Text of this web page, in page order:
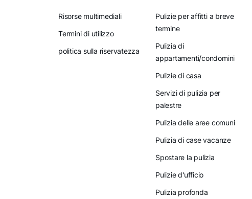
Risorse multimediali
Termini di utilizzo
politica sulla riservatezza
Pulizie per affitti a breve
termine
Pulizia di
appartamenti/condomini
Pulizie di casa
Servizi di pulizia per
palestre
Pulizia delle aree comuni
Pulizia di case vacanze
Spostare la pulizia
Pulizie d'ufficio
Pulizia profonda